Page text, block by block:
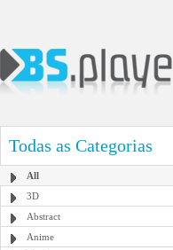
Todas as Categorias
All
3D
Abstract
Anime